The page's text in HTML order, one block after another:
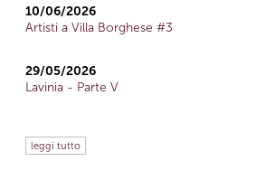
10/06/2026
Artisti a Villa Borghese #3
29/05/2026
Lavinia - Parte V
leggi tutto